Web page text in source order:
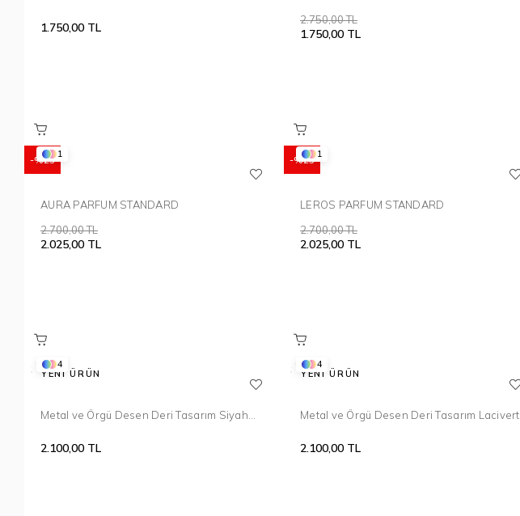
1.750,00 TL 1.750,00 TL
2.750,00 TL
1
AURA PARFUM STANDARD
2.025,00 TL
2.700,00 TL
%25 1
LEROS PARFUM STANDARD
2.025,00 TL
2.700,00 TL
%25
4
Metal ve Örgü Desen Deri Tasarım Siyah
2.100,00 TL
YENI ÜRÜN
4
Metal ve Örgü Desen Deri Tasarım Lacivert-
2.100,00 TL
YENI ÜRÜN